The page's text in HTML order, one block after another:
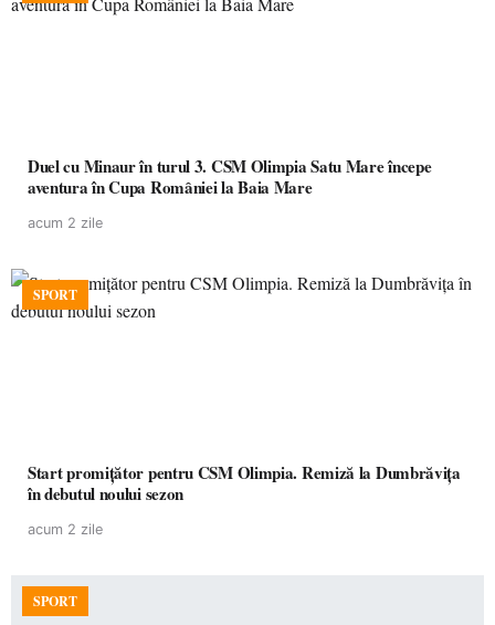
Duel cu Minaur în turul 3. CSM Olimpia Satu Mare începe
aventura în Cupa României la Baia Mare
acum 2 zile
SPORT
Start promițător pentru CSM Olimpia. Remiză la Dumbrăvița
în debutul noului sezon
acum 2 zile
SPORT